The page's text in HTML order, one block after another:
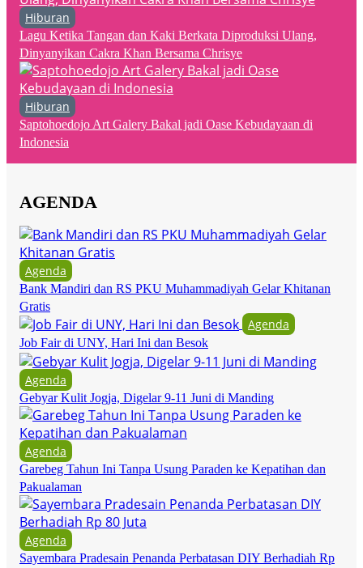
Hiburan
Lagu Ketika Tangan dan Kaki Berkata Diproduksi Ulang,
Dinyanyikan Cakra Khan Bersama Chrisye
Hiburan
Saptohoedojo Art Galery Bakal jadi Oase Kebudayaan di
Indonesia
AGENDA
Agenda
Bank Mandiri dan RS PKU Muhammadiyah Gelar Khitanan
Gratis
Agenda
Job Fair di UNY, Hari Ini dan Besok
Agenda
Gebyar Kulit Jogja, Digelar 9-11 Juni di Manding
Agenda
Garebeg Tahun Ini Tanpa Usung Paraden ke Kepatihan dan
Pakualaman
Agenda
Sayembara Pradesain Penanda Perbatasan DIY Berhadiah Rp